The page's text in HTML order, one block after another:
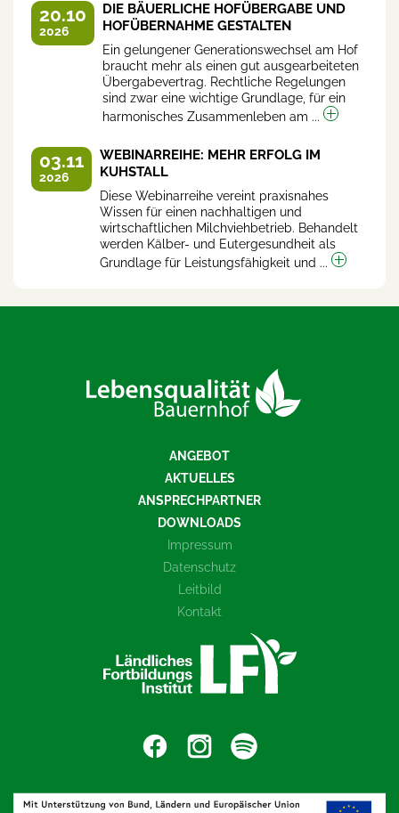
20.10
2026
DIE BÄUERLICHE HOFÜBERGABE UND
HOFÜBERNAHME GESTALTEN
Ein gelungener Generationswechsel am Hof
braucht mehr als einen gut ausgearbeiteten
Übergabevertrag. Rechtliche Regelungen
sind zwar eine wichtige Grundlage, für ein
harmonisches Zusammenleben am ...
03.11
2026
WEBINARREIHE: MEHR ERFOLG IM
KUHSTALL
Diese Webinarreihe vereint praxisnahes
Wissen für einen nachhaltigen und
wirtschaftlichen Milchviehbetrieb. Behandelt
werden Kälber- und Eutergesundheit als
Grundlage für Leistungsfähigkeit und ...
ANGEBOT
AKTUELLES
ANSPRECHPARTNER
DOWNLOADS
Impressum
Datenschutz
Leitbild
Kontakt